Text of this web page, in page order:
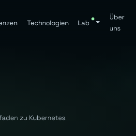
Technologien Lab
Über
uns
zu Kubernetes